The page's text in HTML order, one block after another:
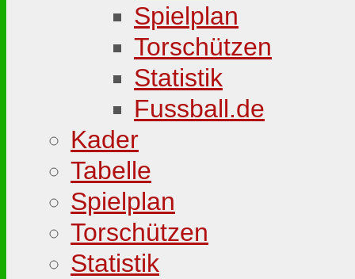
Spielplan
Torschützen
Statistik
Fussball.de
Kader
Tabelle
Spielplan
Torschützen
Statistik